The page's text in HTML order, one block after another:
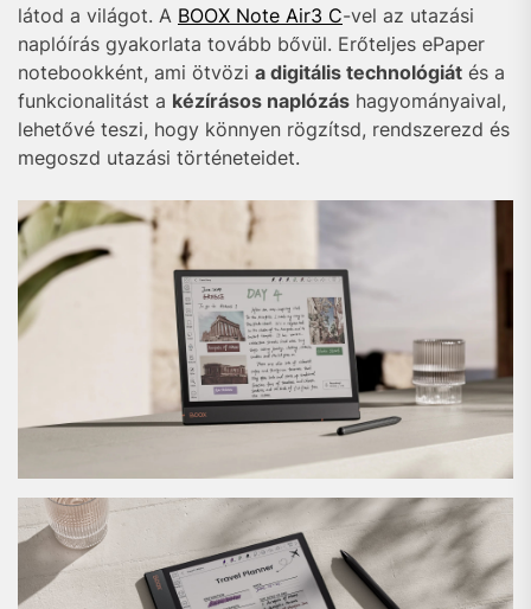
látod a világot. A BOOX Note Air3 C-vel az utazási
naplóírás gyakorlata tovább bővül. Erőteljes ePaper
notebookként, ami ötvözi a digitális technológiát és a
funkcionalitást a kézírásos naplózás hagyományaival,
lehetővé teszi, hogy könnyen rögzítsd, rendszerezd és
megoszd utazási történeteidet.